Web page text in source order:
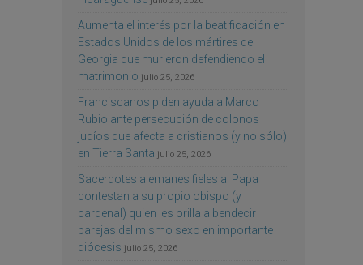
Aumenta el interés por la beatificación en
Estados Unidos de los mártires de
Georgia que murieron defendiendo el
matrimonio julio 25, 2026
Franciscanos piden ayuda a Marco
Rubio ante persecución de colonos
judíos que afecta a cristianos (y no sólo)
en Tierra Santa julio 25, 2026
Sacerdotes alemanes fieles al Papa
contestan a su propio obispo (y
cardenal) quien les orilla a bendecir
parejas del mismo sexo en importante
diócesis julio 25, 2026